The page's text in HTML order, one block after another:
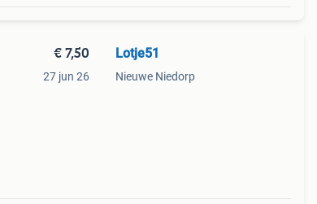
€ 7,50
27 jun 26
Lotje51
Nieuwe Niedorp